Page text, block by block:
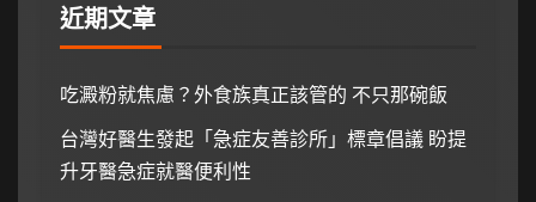
近期文章
吃澱粉就焦慮？外食族真正該管的 不只那碗飯
台灣好醫生發起「急症友善診所」標章倡議 盼提
升牙醫急症就醫便利性